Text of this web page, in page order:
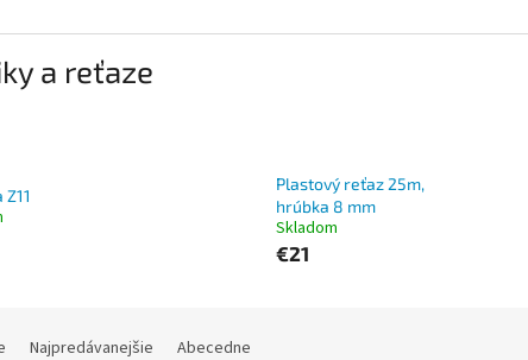
a reťaze
Plastový reťaz 25m,
hrúbka 8 mm
Skladom
€21
Najpredávanejšie Abecedne